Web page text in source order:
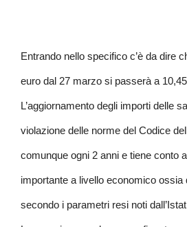
Entrando nello specifico c’è da dire
euro dal 27 marzo si passerà a
L’aggiornamento degli importi delle
violazione delle norme del Codice
comunque ogni 2 anni e tiene conto
importante a livello economico ossia
secondo i parametri resi noti